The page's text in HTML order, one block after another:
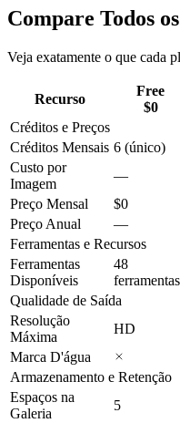
Compare Todos
Veja exatamente o que cada
Recurso
Free
$0
Créditos e Preços
Créditos Mensais 6 (único)
Custo por
Imagem
—
Preço Mensal
$0
Preço Anual
—
Ferramentas e Recursos
Ferramentas
Disponíveis
48
ferramentas
Qualidade de Saída
Resolução
Máxima
HD
Marca D'água
Armazenamento e Retenção
Espaços na
Galeria
5